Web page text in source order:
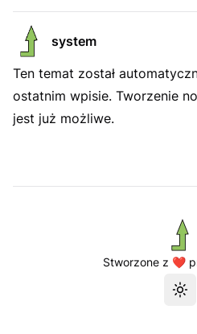
system
Ten temat został
ostatnim wpisie. Tworzenie
jest już możliwe.
Stworzone z ❤️